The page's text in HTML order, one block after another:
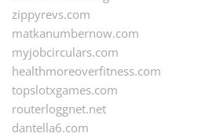
zippyrevs.com
matkanumbernow.com
myjobcirculars.com
healthmoreoverfitness.com
topslotxgames.com
routerloggnet.net
dantella6.com